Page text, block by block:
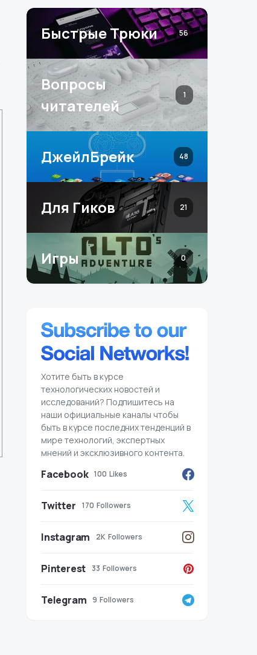
Быстрые Трюки 56
Вопросы
читателей
1
ДжейлБрейк 48
Для Гиков 21
Игры 0
Хотите быть в курсе
технологических новостей и
исследований? Подпишитесь на
наши официальные каналы чтобы
быть в курсе последних тенденций в
мире технологий, экспертных
мнений и эксклюзивного контента.
Facebook 100 Likes
Twitter 170 Followers
Instagram 2K Followers
Pinterest 33 Followers
Telegram 9 Followers